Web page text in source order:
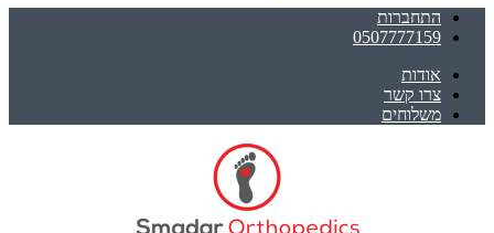
התחברות
0507777159
אודות
צרו קשר
משלוחים